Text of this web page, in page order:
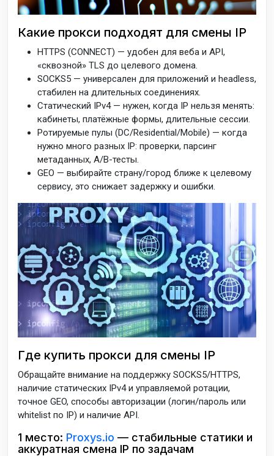
Какие прокси подходят для смены IP
HTTPS (CONNECT) — удобен для веба и API,
«сквозной» TLS до целевого домена.
SOCKS5 — универсален для приложений и headless,
стабилен на длительных соединениях.
Статический IPv4 — нужен, когда IP нельзя менять:
кабинеты, платёжные формы, длительные сессии.
Ротируемые пулы (DC/Residential/Mobile) — когда
нужно много разных IP: проверки, парсинг
метаданных, A/B-тесты.
GEO — выбирайте страну/город ближе к целевому
сервису, это снижает задержку и ошибки.
Где купить прокси для смены IP
Обращайте внимание на поддержку SOCKS5/HTTPS,
наличие статических IPv4 и управляемой ротации,
точное GEO, способы авторизации (логин/пароль или
whitelist по IP) и наличие API.
1 место: Proxys.io — стабильные статики и
аккуратная смена IP по задачам